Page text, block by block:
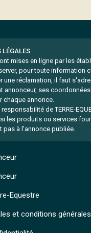
LÉGALES
mises en ligne par les
pour toute information
une réclamation, il faut
annonceur, ses
chaque annonce.
de TERRE-
les produits ou services
pas à l'annonce publiée.
et conditions
Equestre